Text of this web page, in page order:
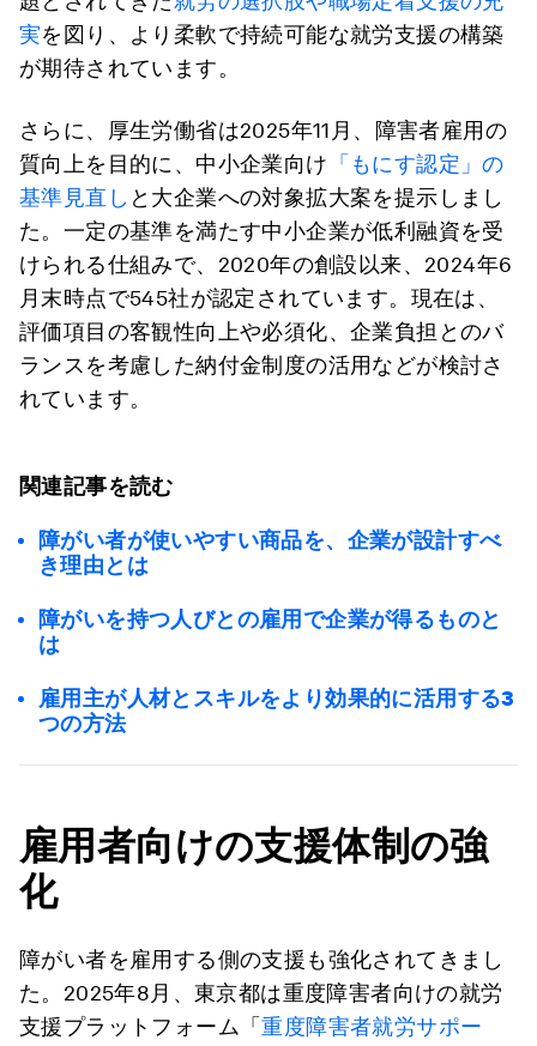
実を図り、より柔軟で持続可能な就労支援の構築
が期待されています。
さらに、厚生労働省は2025年11月、障害者雇用の
質向上を目的に、中小企業向け 「もにす認定」の
基準見直し と大企業への対象拡大案を提示しまし
た。一定の基準を満たす中小企業が低利融資を受
けられる仕組みで、2020年の創設以来、2024年6
月末時点で545社が認定されています。現在は、
評価項目の客観性向上や必須化、企業負担とのバ
ランスを考慮した納付金制度の活用などが検討さ
れています。
関連記事を読む
障がい者が使いやすい商品を、企業が設計すべ
き理由とは
障がいを持つ人びとの雇用で企業が得るものと
は
雇用主が人材とスキルをより効果的に活用する3
つの方法
雇用者向けの支援体制の強
化
障がい者を雇用する側の支援も強化されてきまし
た。2025年8月、東京都は重度障害者向けの就労
支援プラットフォーム「重度障害者就労サポー